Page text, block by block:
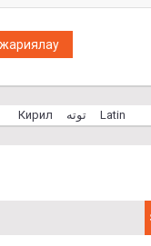
Кирил توتە Latin